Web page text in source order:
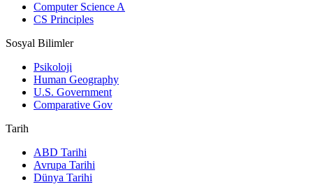
Computer Science A
CS Principles
Sosyal Bilimler
Psikoloji
Human Geography
U.S. Government
Comparative Gov
Tarih
ABD Tarihi
Avrupa Tarihi
Dünya Tarihi